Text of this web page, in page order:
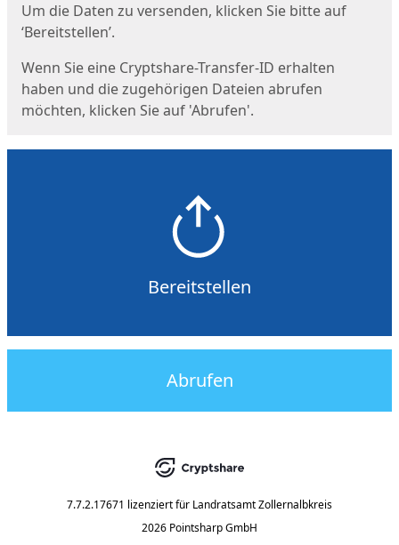
Um die Daten zu versenden, klicken Sie bitte auf
‘Bereitstellen’.
Wenn Sie eine Cryptshare-Transfer-ID erhalten
haben und die zugehörigen Dateien abrufen
möchten, klicken Sie auf 'Abrufen'.
Bereitstellen
Abrufen
7.7.2.17671 lizenziert für Landratsamt Zollernalbkreis
2026 Pointsharp GmbH